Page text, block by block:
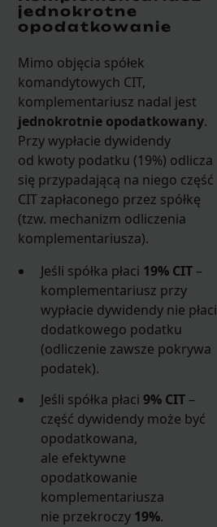
jednokrotne
opodatkowanie
Mimo objęcia spółek
komandytowych CIT,
komplementariusz nadal jest
jednokrotnie opodatkowany.
Przy wypłacie dywidendy
od kwoty podatku (19%) odlicza
się przypadającą na niego część
CIT zapłaconego przez spółkę
(tzw. mechanizm odliczenia
komplementariusza).
Jeśli spółka płaci 19% CIT –
komplementariusz przy
wypłacie dywidendy nie płaci
dodatkowego podatku
(odliczenie zawsze pokrywa
podatek).
Jeśli spółka płaci9% CIT –
część dywidendy może być
opodatkowana,
ale efektywne
opodatkowanie
komplementariusza
nie przekroczy 19%.